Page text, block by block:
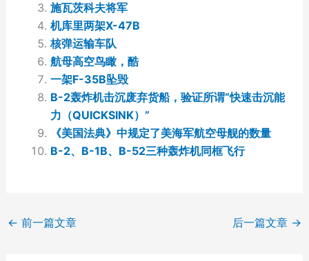
施瓦茨科夫将军
机库里两架X-47B
核弹运输车队
航母高空鸟瞰，酷
一架F-35B坠毁
B-2轰炸机击沉废弃货船，验证所谓“快速击沉能
力（QUICKSINK）”
《美国法典》中规定了美海军航空母舰的数量
B-2、B-1B、B-52三种轰炸机同框飞行
← 前一篇文章 后一篇文章 →